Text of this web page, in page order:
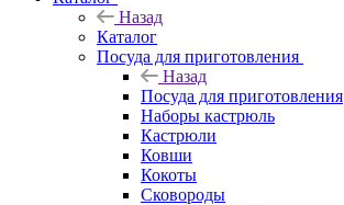
Назад
Каталог
Посуда для приготовления
Назад
Посуда для приготовления
Наборы кастрюль
Кастрюли
Ковши
Кокоты
Сковороды